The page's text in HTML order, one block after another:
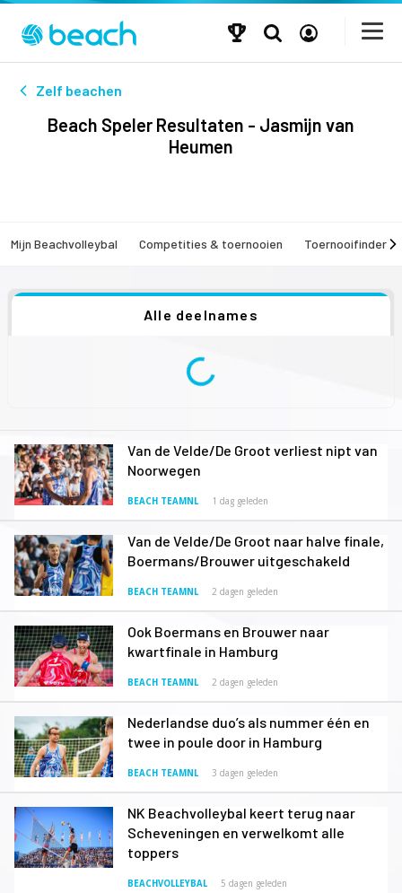
Zelf beachen
Beach Speler Resultaten - Jasmijn van
Heumen
Mijn Beachvolleybal Competities & toernooien Toernooifinder
Alle deelnames
Van de Velde/De Groot verliest nipt van
Noorwegen
BEACH TEAMNL 1 dag geleden
Van de Velde/De Groot naar halve finale,
Boermans/Brouwer uitgeschakeld
BEACH TEAMNL 2 dagen geleden
Ook Boermans en Brouwer naar
kwartfinale in Hamburg
BEACH TEAMNL 2 dagen geleden
Nederlandse duo’s als nummer één en
twee in poule door in Hamburg
BEACH TEAMNL 3 dagen geleden
NK Beachvolleybal keert terug naar
Scheveningen en verwelkomt alle
toppers
BEACHVOLLEYBAL 5 dagen geleden